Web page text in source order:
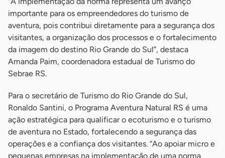
importante para os empreendedores do turismo de
aventura, pois contribui diretamente para a segurança dos
visitantes, a organização dos processos e o fortalecimento
da imagem do destino Rio Grande do Sul”, destaca
Amanda Paim, coordenadora estadual de Turismo do
Sebrae RS.
Para o secretário de Turismo do Rio Grande do Sul,
Ronaldo Santini, o Programa Aventura Natural RS é uma
ação estratégica para qualificar o ecoturismo e o turismo
de aventura no Estado, fortalecendo a segurança das
operações e a confiança dos visitantes. “Ao apoiar micro e
pequenas empresas na implementação de uma norma